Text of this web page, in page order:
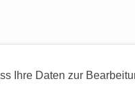
Ihre Daten zur